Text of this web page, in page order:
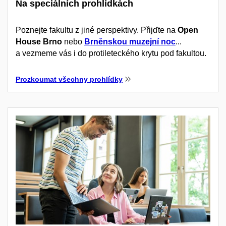
Na speciálních prohlídkách
Poznejte fakultu z jiné perspektivy. Přijďte na Open
House Brno nebo Brněnskou muzejní noc...
a vezmeme vás i do protileteckého krytu pod fakultou.
Prozkoumat všechny prohlídky